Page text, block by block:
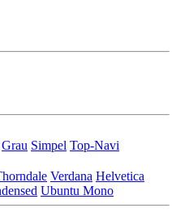
Grau Simpel Top-Navi
Verdana Helvetica
Ubuntu Mono